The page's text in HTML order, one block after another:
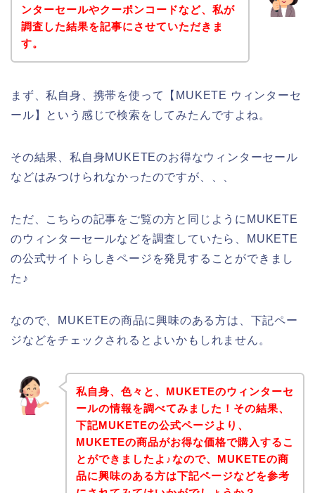
ンターセールやクーポンコードなど、私が
調査した結果を記事にさせていただきま
す。
まず、私自身、携帯を使って【MUKETE ウィンターセ
ール】という感じで検索をしてみたんですよね。
その結果、私自身MUKETEのお得なウィンターセール
などはみつけられなかったのですが、、、
ただ、こちらの記事をご覧の方と同じようにMUKETE
のウィンターセールなどを調査していたら、MUKETE
の公式サイトらしきページを発見することができまし
た♪
なので、MUKETEの商品に興味のある方は、下記ペー
ジなどをチェックされるとよいかもしれません。
私自身、色々と、MUKETEのウィンターセ
ールの情報を調べてみました！その結果、
下記MUKETEの公式ページより、
MUKETEの商品がお得な価格で購入するこ
とができましたよ♪なので、MUKETEの商
品に興味のある方は下記ページなどを参考